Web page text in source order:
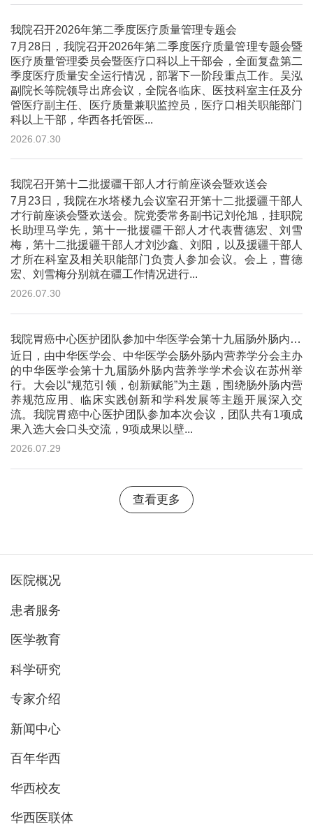
我院召开2026年第二季度医疗质量管理专题会
7月28日，我院召开2026年第二季度医疗质量管理专题会暨
医疗质量管理委员会暨医疗口科以上干部会，全面复盘第二
季度医疗质量安全运行情况，部署下一阶段重点工作。吴泓
副院长等院领导出席会议，全院各临床、医技科室主任及分
管医疗副主任、医疗质量兼职监控员，医疗口相关职能部门
科以上干部，华西各托管医...
2026.07.30
我院召开第十二批援疆干部人才行前座谈会暨欢送会
7月23日，我院在水塔楼九会议室召开第十二批援疆干部人
才行前座谈会暨欢送会。院党委常务副书记刘伦旭，挂职院
长助理马学先，第十一批援疆干部人才代表曹德宏、刘雪
梅，第十二批援疆干部人才刘沙鑫、刘阳，以及援疆干部人
才所在科室及相关职能部门负责人参加会议。会上，曹德
宏、刘雪梅分别就在疆工作情况进行...
2026.07.30
我院胃癌中心医护团队参加中华医学会第十九届肠外肠内营养学学术会议并作大会交流
近日，由中华医学会、中华医学会肠外肠内营养学分会主办
的中华医学会第十九届肠外肠内营养学学术会议在苏州举
行。大会以“规范引领，创新赋能”为主题，围绕肠外肠内营
养规范应用、临床实践创新和学科发展等主题开展深入交
流。我院胃癌中心医护团队参加本次会议，团队共有1项成
果入选大会口头交流，9项成果以壁...
2026.07.29
查看更多
医院概况
患者服务
医学教育
科学研究
专家介绍
新闻中心
百年华西
华西校友
华西医联体